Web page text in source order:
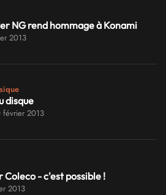
NG rend hommage à Konami
2013
disque
février 2013
Coleco - c'est possible !
2013